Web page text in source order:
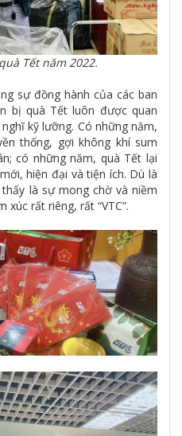
Tết năm 2022.
sự đồng hành của các ban
bị quà Tết luôn được quan
kỹ lưỡng. Có những năm,
thống, gợi không khí sum
có những năm, quà Tết lại
hiện đại và tiện ích. Dù là
là sự mong chờ và niềm
rất riêng, rất “VTC”.